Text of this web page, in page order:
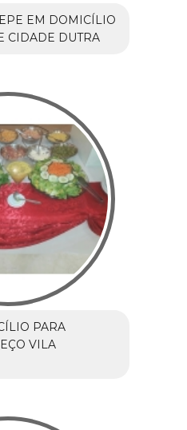
EM DOMICÍLIO
CIDADE DUTRA
PARA
VILA